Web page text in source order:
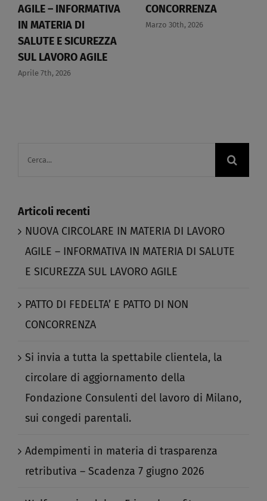
AGILE – INFORMATIVA
IN MATERIA DI
SALUTE E SICUREZZA
SUL LAVORO AGILE​
Aprile 7th, 2026
CONCORRENZA​
Marzo 30th, 2026
Articoli recenti
NUOVA CIRCOLARE IN MATERIA DI LAVORO
AGILE – INFORMATIVA IN MATERIA DI SALUTE
E SICUREZZA SUL LAVORO AGILE​
PATTO DI FEDELTA’ E PATTO DI NON
CONCORRENZA​
Si invia a tutta la spettabile clientela, la
circolare di aggiornamento della
Fondazione Consulenti del lavoro di Milano,
sui congedi parentali.​
Adempimenti in materia di trasparenza
retributiva – Scadenza 7 giugno 2026​